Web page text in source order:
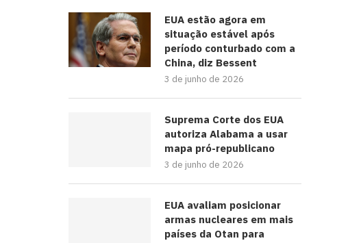
EUA estão agora em
situação estável após
período conturbado com a
China, diz Bessent
3 de junho de 2026
Suprema Corte dos EUA
autoriza Alabama a usar
mapa pró-republicano
3 de junho de 2026
EUA avaliam posicionar
armas nucleares em mais
países da Otan para